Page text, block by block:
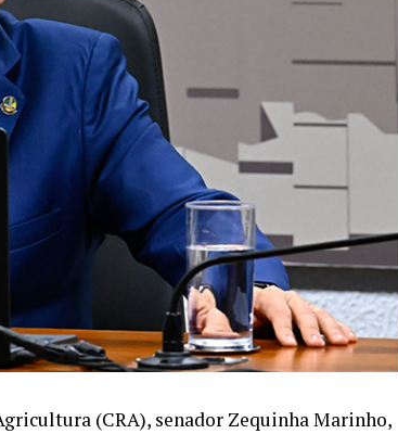
(CRA), senador Zequinha Marinho,